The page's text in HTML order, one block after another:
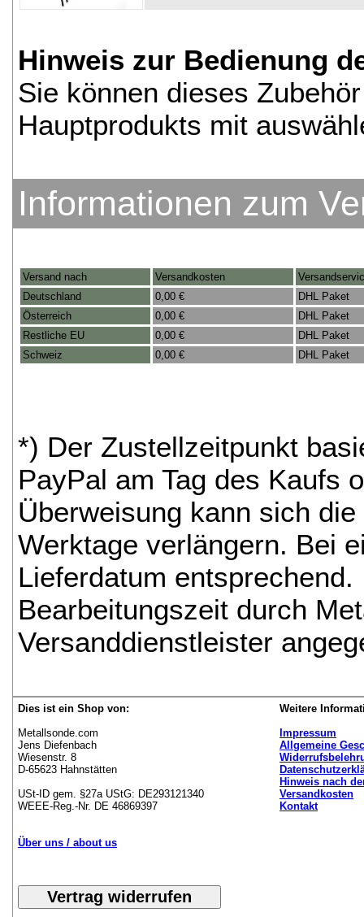
Hinweis zur Bedienung
Sie können dieses
Hauptprodukts mit
Informationen zum
Versand nach Versandkosten
Deutschland
0,00 €
DHL Paket
Österreich
0,00 €
DHL Paket
Restliche EU
0,00 €
DHL Paket
Schweiz
0,00 € DHL Paket
*) Der Zustellzeitpunkt
PayPal am Tag des Kaufs
Überweisung kann sich
Werktage verlängern. Bei
Lieferdatum
Bearbeitungszeit durch
Versanddienstleister
Dies ist ein Shop von:
Metallsonde.com
Jens Diefenbach
Wiesenstr. 8
D-65623 Hahnstätten
USt-ID gem. §27a UStG: DE293121340
WEEE-Reg.-Nr. DE 46869397
Über uns / about us
Weitere
Impressum
Allgemeine
Hinweis nach
Versandkosten
Kontakt